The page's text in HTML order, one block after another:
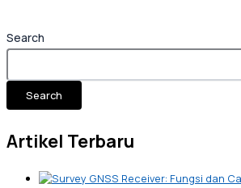
Search
Search
Artikel Terbaru